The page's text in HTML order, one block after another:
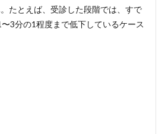
たとえば、受診した段階では、すで
3分の1程度まで低下しているケース